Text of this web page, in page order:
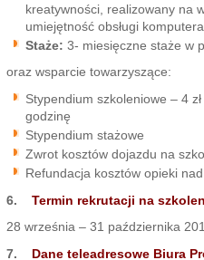
kreatywności, realizowany na
umiejętność obsługi
Staże: 3- miesięczne staże w
oraz wsparcie towarzyszące:
Stypendium szkoleniowe – 4
godzinę
Stypendium stażowe
Zwrot kosztów dojazdu na
Refundacja kosztów opieki
6.
Termin rekrutacji na
28 września – 31 października
7. Dane teleadresowe Biura